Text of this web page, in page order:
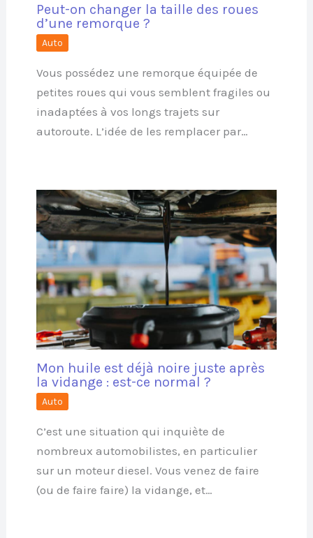
Peut-on changer la taille des roues
d’une remorque ?
Auto
Vous possédez une remorque équipée de
petites roues qui vous semblent fragiles ou
inadaptées à vos longs trajets sur
autoroute. L’idée de les remplacer par…
Mon huile est déjà noire juste après
la vidange : est-ce normal ?
Auto
C’est une situation qui inquiète de
nombreux automobilistes, en particulier
sur un moteur diesel. Vous venez de faire
(ou de faire faire) la vidange, et…